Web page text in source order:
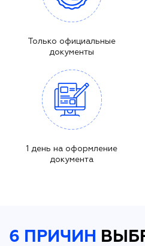
Только официальные
документы
1 день на оформление
документа
6 ПРИЧИН